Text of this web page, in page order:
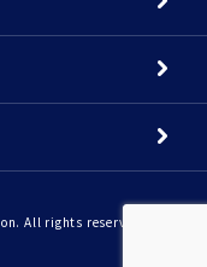
All rights reserved.